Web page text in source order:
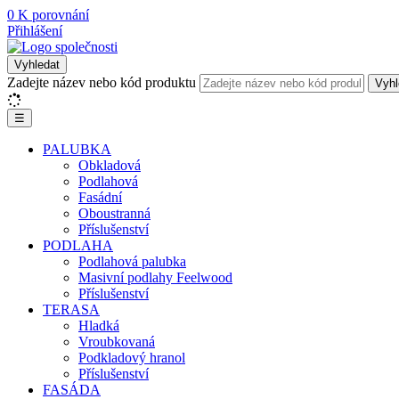
0 K porovnání
Přihlášení
Vyhledat
Zadejte název nebo kód produktu
☰
PALUBKA
Obkladová
Podlahová
Fasádní
Oboustranná
Příslušenství
PODLAHA
Podlahová palubka
Masivní podlahy Feelwood
Příslušenství
TERASA
Hladká
Vroubkovaná
Podkladový hranol
Příslušenství
FASÁDA